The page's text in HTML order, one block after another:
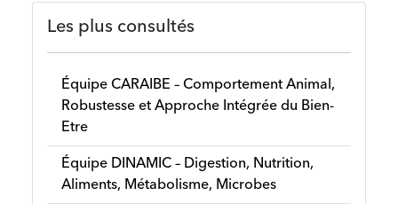
Les plus consultés
Équipe CARAIBE – Comportement Animal,
Robustesse et Approche Intégrée du Bien-
Etre
Équipe DINAMIC – Digestion, Nutrition,
Aliments, Métabolisme, Microbes